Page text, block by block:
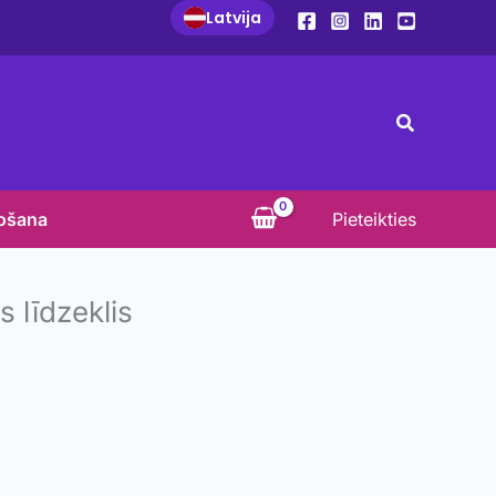
Latvija
Search
Pieteikties
līdzeklis